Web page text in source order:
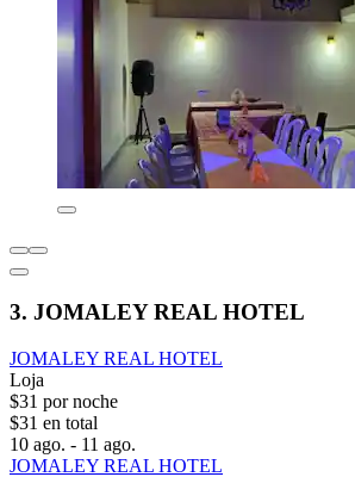
3. JOMALEY REAL HOTEL
JOMALEY REAL HOTEL
Loja
$31 por noche
$31 en total
10 ago. - 11 ago.
JOMALEY REAL HOTEL